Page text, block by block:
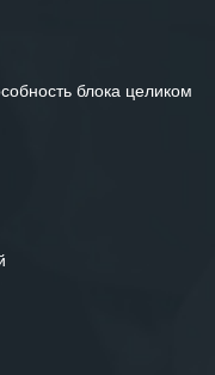
блока целиком